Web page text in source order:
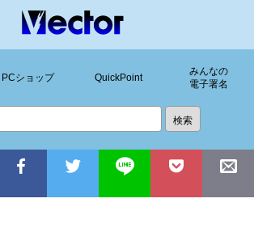
PCショップ QuickPoint
みんなの
電子署名